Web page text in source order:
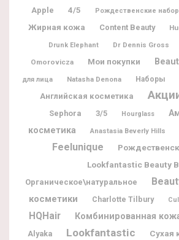
Apple
4/5 Рождественские
Жирная кожа Content Beauty
Drunk Elephant Dr Dennis Gross
Omorovicza
Мои покупки
для лица Natasha Denona Наборы
Английская косметика
Sephora 3/5 Hourglass
косметика
Anastasia Beverly Hills
Feelunique
Lookfantastic Beauty
Органическое\натуральное
косметики
Charlotte Tilbury
HQHair Комбинированная
Alyaka Lookfantastic Сухая